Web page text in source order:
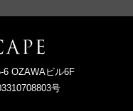
6 OZAWAビル6F
号